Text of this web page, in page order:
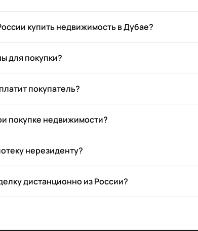
купить недвижимость в Дубае?
для покупки?
покупатель?
покупке недвижимости?
нерезиденту?
дистанционно из России?